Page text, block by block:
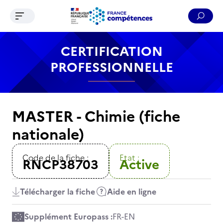
Contenu Recherche Menu Pied de page
Ouvrir le menu de navigation
CERTIFICATION
PROFESSIONNELLE
MASTER - Chimie (fiche
nationale)
Code de la fiche :
RNCP38703 Etat :
Active
Télécharger la fiche Aide en ligne
Supplément Europass :FR-EN